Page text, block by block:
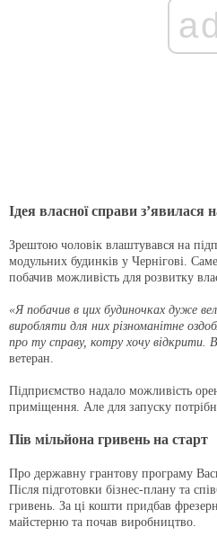
Ідея власної справи з’явилася
Зрештою чоловік влаштувався на
модульних будинків у Чернігові.
побачив можливість для розвитку
«Я побачив в цих будиночках дуже
виробляти для них різноманітне
про ту справу, котру хочу відкрити.
ветеран.
Підприємство надало можливість
приміщення. Але для запуску
Пів мільйона гривень на старт
Про державну грантову програму
Після підготовки бізнес-плану та
гривень. За ці кошти придбав
майстерню та почав виробництво.